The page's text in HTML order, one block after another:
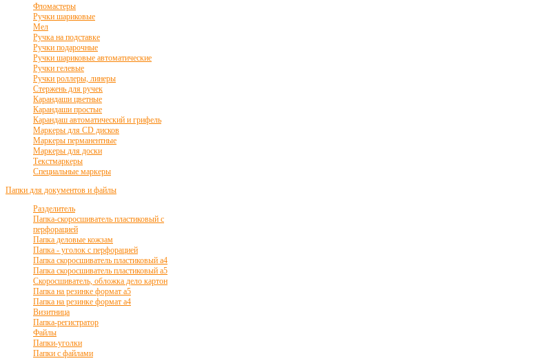
Фломастеры
Ручки шариковые
Мел
Ручка на подставке
Ручки подарочные
Ручки шариковые автоматические
Ручки гелевые
Ручки роллеры, линеры
Стержень для ручек
Карандаши цветные
Карандаши простые
Карандаш автоматический и грифель
Маркеры для CD дисков
Маркеры перманентные
Маркеры для доски
Текстмаркеры
Специальные маркеры
Папки для документов и файлы
Разделитель
Папка-скоросшиватель пластиковый с
перфорацией
Папка деловые кожзам
Папка - уголок с перфорацией
Папка скоросшиватель пластиковый а4
Папка скоросшиватель пластиковый а5
Скоросшиватель, обложка дело картон
Папка на резинке формат а5
Папка на резинке формат а4
Визитница
Папка-регистратор
Файлы
Папки-уголки
Папки с файлами